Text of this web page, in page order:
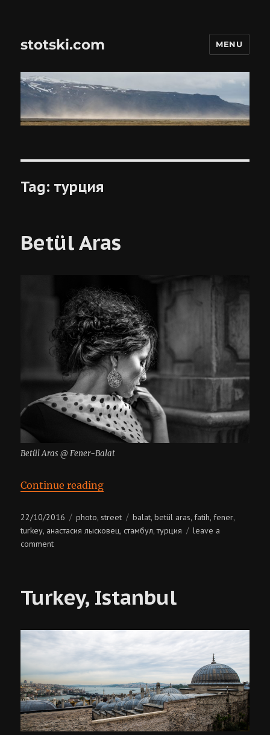
stotski.com MENU
Tag: турция
Betül Aras
Betül Aras @ Fener-Balat
Continue reading“Betül Aras”
Posted
on
22/10/2016 Categories
photo, street Tags
balat,betül aras,fatih,fener,
turkey, анастасия лысковец,стамбул,турция
leave a
commenton
Turkey, Istanbul